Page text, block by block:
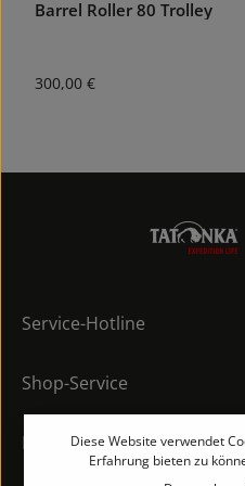
Barrel Roller 80 Trolley
Regulärer Preis:
300,00 €
Service-Hotline
Shop-Service
RechtlichesDiese Website verwendet
Erfahrung bieten zu